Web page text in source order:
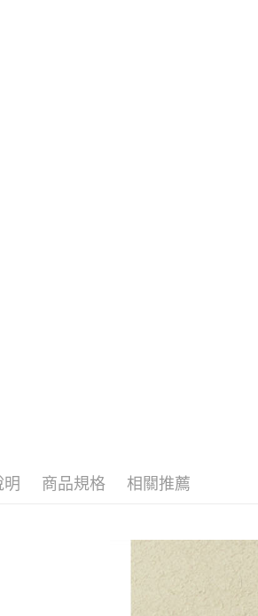
明 商品規格 相關推薦